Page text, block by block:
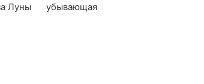
Луны
убывающая